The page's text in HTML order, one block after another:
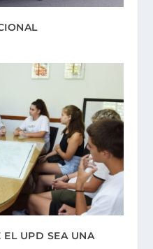
EL UPD SEA UNA